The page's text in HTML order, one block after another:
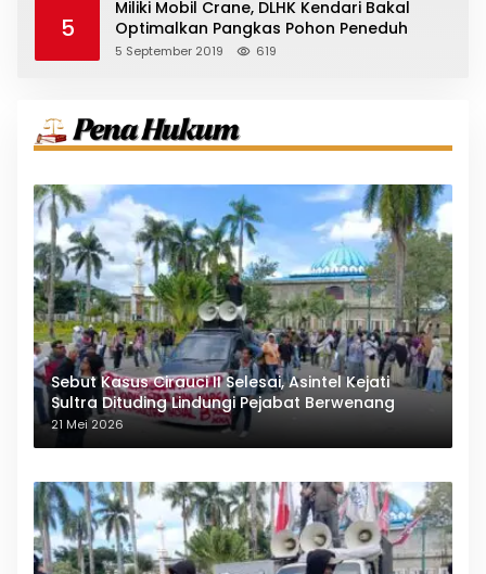
5
Miliki Mobil Crane, DLHK Kendari Bakal
Optimalkan Pangkas Pohon Peneduh
5 September 2019 619
Sebut Kasus Cirauci II Selesai, Asintel Kejati
Sultra Dituding Lindungi Pejabat Berwenang
21 Mei 2026